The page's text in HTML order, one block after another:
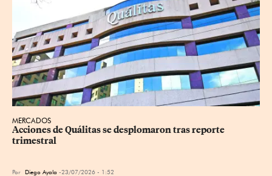
MERCADOS
Acciones de Quálitas se desplomaron tras reporte
trimestral
Por Diego Ayala 23/07/2026 - 1:52